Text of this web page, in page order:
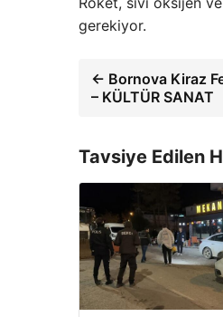
gerekiyor.
← Bornova Kiraz
– KÜLTÜR SANAT
Tavsiye Edilen